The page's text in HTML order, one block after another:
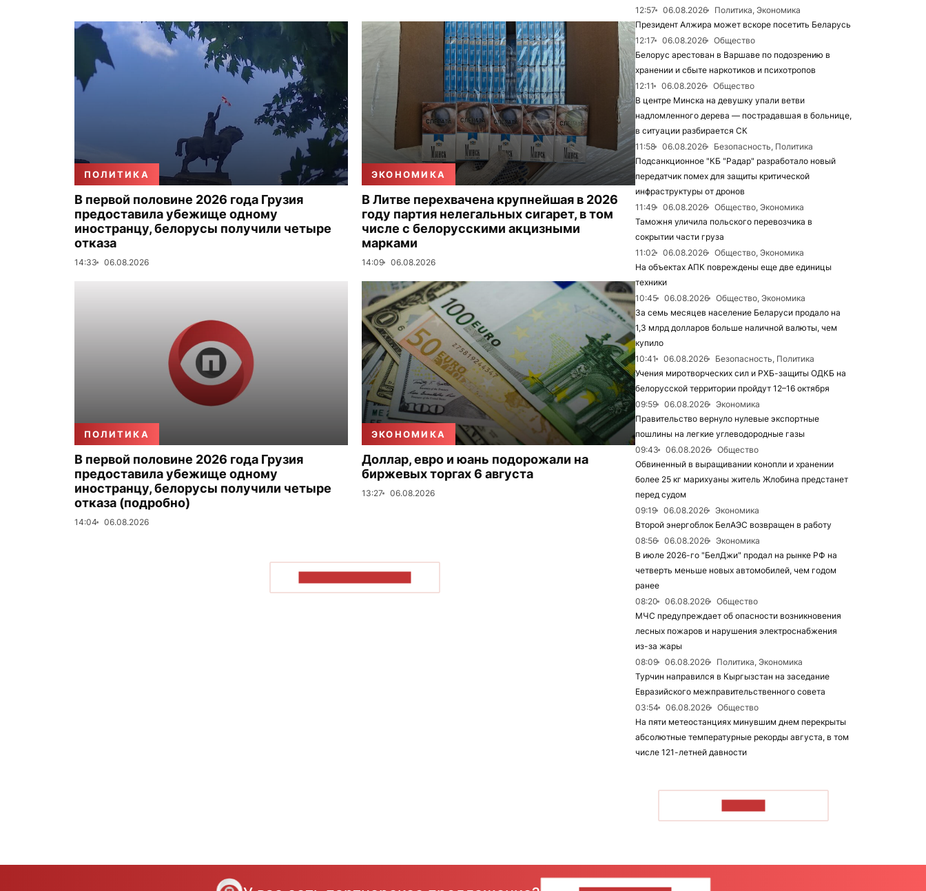
ПОЛИТИКА
В первой половине 2026 года Грузия
предоставила убежище одному
иностранцу, белорусы получили четыре
отказа
14:33 06.08.2026
ЭКОНОМИКА
В Литве перехвачена крупнейшая в 2026
году партия нелегальных сигарет, в том
числе с белорусскими акцизными
марками
14:09 06.08.2026
ПОЛИТИКА
В первой половине 2026 года Грузия
предоставила убежище одному
иностранцу, белорусы получили четыре
отказа (подробно)
14:04 06.08.2026
ЭКОНОМИКА
Доллар, евро и юань подорожали на
биржевых торгах 6 августа
13:27 06.08.2026
12:57
06.08.2026
Политика, Экономика
Президент Алжира может вскоре посетить Беларусь
12:17
06.08.2026
Общество
Белорус арестован в Варшаве по подозрению в
хранении и сбыте наркотиков и психотропов
12:11
06.08.2026
Общество
В центре Минска на девушку упали ветви
надломленного дерева — пострадавшая в больнице,
в ситуации разбирается СК
11:58
06.08.2026
Безопасность, Политика
Подсанкционное "КБ "Радар" разработало новый
передатчик помех для защиты критической
инфраструктуры от дронов
11:49
06.08.2026
Общество, Экономика
Таможня уличила польского перевозчика в
сокрытии части груза
11:02
06.08.2026
Общество, Экономика
На объектах АПК повреждены еще две единицы
техники
10:45
06.08.2026
Общество, Экономика
За семь месяцев население Беларуси продало на
1,3 млрд долларов больше наличной валюты, чем
купило
10:41
06.08.2026
Безопасность, Политика
Учения миротворческих сил и РХБ-защиты ОДКБ на
белорусской территории пройдут 12–16 октября
09:59
06.08.2026
Экономика
Правительство вернуло нулевые экспортные
пошлины на легкие углеводородные газы
09:43
06.08.2026
Общество
Обвиненный в выращивании конопли и хранении
более 25 кг марихуаны житель Жлобина предстанет
перед судом
09:19
06.08.2026
Экономика
Второй энергоблок БелАЭС возвращен в работу
08:56
06.08.2026
Экономика
В июле 2026-го "БелДжи" продал на рынке РФ на
четверть меньше новых автомобилей, чем годом
ранее
08:20
06.08.2026
Общество
МЧС предупреждает об опасности возникновения
лесных пожаров и нарушения электроснабжения
из-за жары
08:09
06.08.2026
Политика, Экономика
Турчин направился в Кыргызстан на заседание
Евразийского межправительственного совета
03:54
06.08.2026
Общество
На пяти метеостанциях минувшим днем перекрыты
абсолютные температурные рекорды августа, в том
числе 121-летней давности